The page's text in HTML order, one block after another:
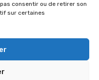
consentir ou de retirer son
sur certaines